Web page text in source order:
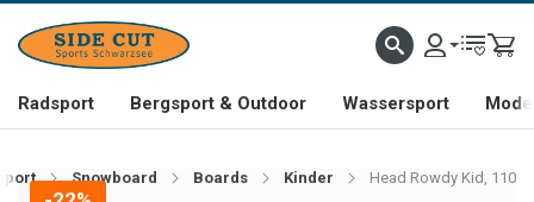
Radsport Bergsport & Outdoor Wassersport
Snowboard Boards Kinder Head Rowdy Kid, 110